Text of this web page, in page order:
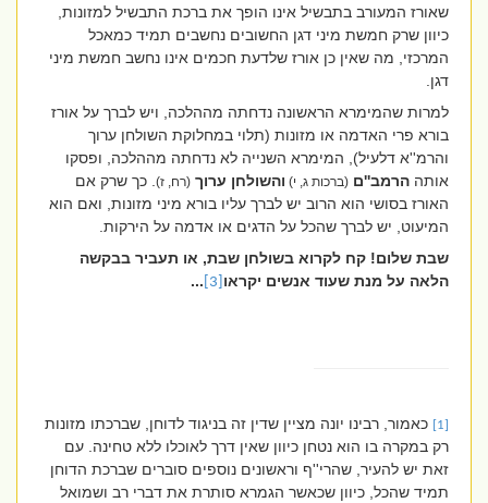
שאורז המעורב בתבשיל אינו הופך את ברכת התבשיל למזונות,
כיוון שרק חמשת מיני דגן החשובים נחשבים תמיד כמאכל
המרכזי, מה שאין כן אורז שלדעת חכמים אינו נחשב חמשת מיני
דגן.
למרות שהמימרא הראשונה נדחתה מההלכה, ויש לברך על אורז
בורא פרי האדמה או מזונות (תלוי במחלוקת השולחן ערוך
והרמ''א דלעיל), המימרא השנייה לא נדחתה מההלכה, ופסקו
אותההרמב''ם(ברכות ג, י) והשולחן ערוך(רח, ז) . כך שרק אם
האורז בסושי הוא הרוב יש לברך עליו בורא מיני מזונות, ואם הוא
המיעוט, יש לברך שהכל על הדגים או אדמה על הירקות.
שבת שלום! קח לקרוא בשולחן שבת, או תעביר בבקשה
הלאה על מנת שעוד אנשים יקראו[3]
...
כאמור, רבינו יונה מציין שדין זה בניגוד לדוחן, שברכתו מזונות
רק במקרה בו הוא נטחן כיוון שאין דרך לאוכלו ללא טחינה. עם
זאת יש להעיר, שהרי''ף וראשונים נוספים סוברים שברכת הדוחן
תמיד שהכל, כיוון שכאשר הגמרא סותרת את דברי רב ושמואל